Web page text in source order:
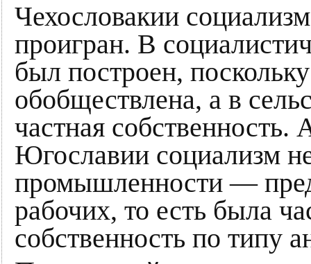
Чехословакии
проигран. В
был построен,
обобществлена, а в
частная собственность.
Югославии социализм
промышленности —
рабочих, то есть была
собственность по типу